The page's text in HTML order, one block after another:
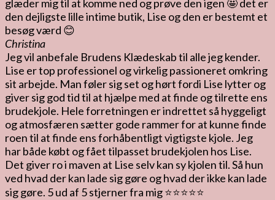
glæder mig til at komme ned og prøve den igen 🤩 det er
den dejligste lille intime butik, Lise og den er bestemt et
besøg værd 😊
Christina
Jeg vil anbefale Brudens Klædeskab til alle jeg kender.
Lise er top professionel og virkelig passioneret omkring
sit arbejde. Man føler sig set og hørt fordi Lise lytter og
giver sig god tid til at hjælpe med at finde og tilrette ens
brudekjole. Hele forretningen er indrettet så hyggeligt
og atmosfæren sætter gode rammer for at kunne finde
roen til at finde ens forhåbentligt vigtigste kjole. Jeg
har både købt og fået tilpasset brudekjolen hos Lise.
Det giver ro i maven at Lise selv kan sy kjolen til. Så hun
ved hvad der kan lade sig gøre og hvad der ikke kan lade
sig gøre. 5 ud af 5 stjerner fra mig ⭐️⭐️⭐️⭐️⭐️